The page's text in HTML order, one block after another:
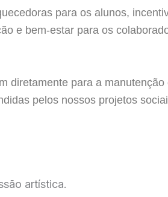
para os alunos,
e bem-estar para os
para a
pelos nossos projetos
artística.